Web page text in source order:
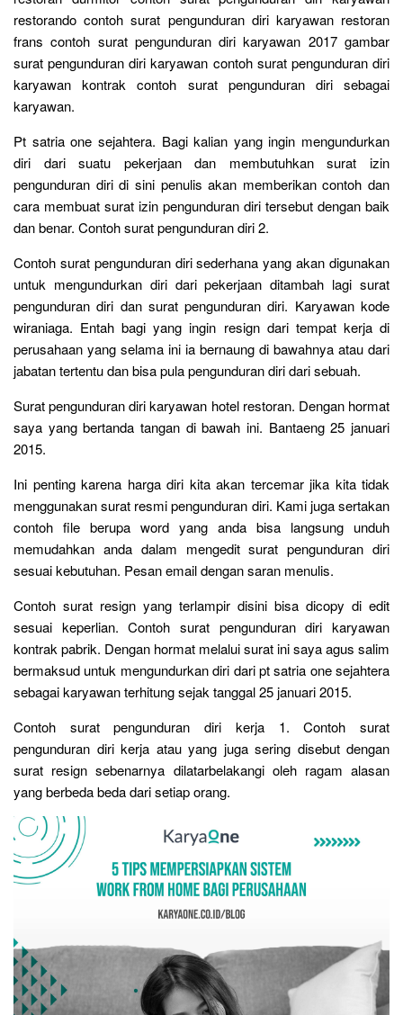
restorando contoh surat pengunduran diri karyawan restoran
frans contoh surat pengunduran diri karyawan 2017 gambar
surat pengunduran diri karyawan contoh surat pengunduran diri
karyawan kontrak contoh surat pengunduran diri sebagai
karyawan.
Pt satria one sejahtera. Bagi kalian yang ingin mengundurkan
diri dari suatu pekerjaan dan membutuhkan surat izin
pengunduran diri di sini penulis akan memberikan contoh dan
cara membuat surat izin pengunduran diri tersebut dengan baik
dan benar. Contoh surat pengunduran diri 2.
Contoh surat pengunduran diri sederhana yang akan digunakan
untuk mengundurkan diri dari pekerjaan ditambah lagi surat
pengunduran diri dan surat pengunduran diri. Karyawan kode
wiraniaga. Entah bagi yang ingin resign dari tempat kerja di
perusahaan yang selama ini ia bernaung di bawahnya atau dari
jabatan tertentu dan bisa pula pengunduran diri dari sebuah.
Surat pengunduran diri karyawan hotel restoran. Dengan hormat
saya yang bertanda tangan di bawah ini. Bantaeng 25 januari
2015.
Ini penting karena harga diri kita akan tercemar jika kita tidak
menggunakan surat resmi pengunduran diri. Kami juga sertakan
contoh file berupa word yang anda bisa langsung unduh
memudahkan anda dalam mengedit surat pengunduran diri
sesuai kebutuhan. Pesan email dengan saran menulis.
Contoh surat resign yang terlampir disini bisa dicopy di edit
sesuai keperlian. Contoh surat pengunduran diri karyawan
kontrak pabrik. Dengan hormat melalui surat ini saya agus salim
bermaksud untuk mengundurkan diri dari pt satria one sejahtera
sebagai karyawan terhitung sejak tanggal 25 januari 2015.
Contoh surat pengunduran diri kerja 1. Contoh surat
pengunduran diri kerja atau yang juga sering disebut dengan
surat resign sebenarnya dilatarbelakangi oleh ragam alasan
yang berbeda beda dari setiap orang.